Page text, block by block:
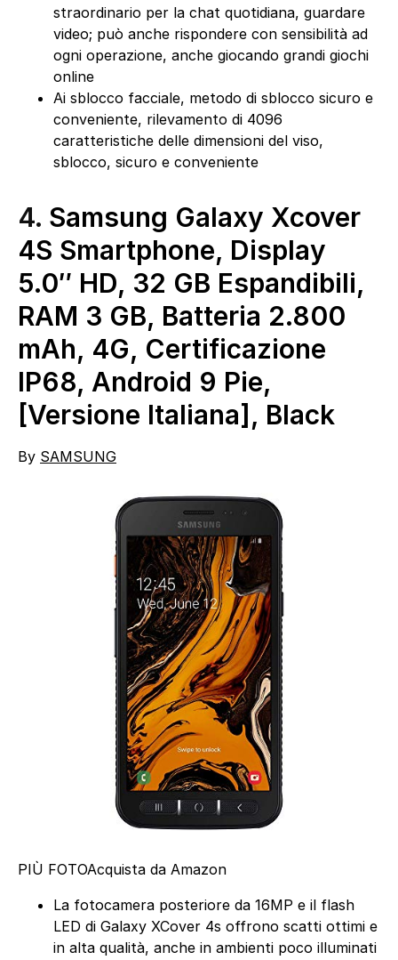
straordinario per la chat quotidiana, guardare
video; può anche rispondere con sensibilità ad
ogni operazione, anche giocando grandi giochi
online
Ai sblocco facciale, metodo di sblocco sicuro e
conveniente, rilevamento di 4096
caratteristiche delle dimensioni del viso,
sblocco, sicuro e conveniente
4. Samsung Galaxy Xcover
4S Smartphone, Display
5.0″ HD, 32 GB Espandibili,
RAM 3 GB, Batteria 2.800
mAh, 4G, Certificazione
IP68, Android 9 Pie,
[Versione Italiana], Black
By SAMSUNG
PIÙ FOTOAcquista da Amazon
La fotocamera posteriore da 16MP e il flash
LED di Galaxy XCover 4s offrono scatti ottimi e
in alta qualità, anche in ambienti poco illuminati